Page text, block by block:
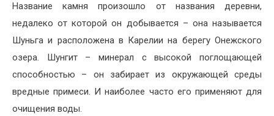
Название камня произошло от названия деревни,
недалеко от которой он добывается – она называется
Шуньга и расположена в Карелии на берегу Онежского
озера. Шунгит – минерал с высокой поглощающей
способностью – он забирает из окружающей среды
вредные примеси. И наиболее часто его применяют для
очищения воды.